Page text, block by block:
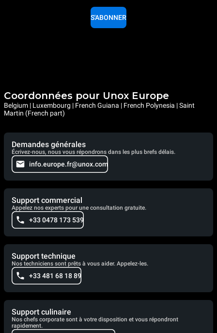
S'ABONNER
Coordonnées pour Unox Europe
Belgium | Luxembourg | French Guiana | French Polynesia | Saint
Martin (French part)
Demandes générales
Écrivez-nous, nous vous répondrons dans les plus brefs délais.
info.europe.fr@unox.com
Support commercial
Appelez nos experts pour une consultation gratuite.
+33 0478 173 539
Support technique
Nos techniciens sont prêts à vous aider. Appelez-les.
+33 481 68 18 89
Support culinaire
Nos chefs corporate sont à votre disposition et vous répondront
rapidement.